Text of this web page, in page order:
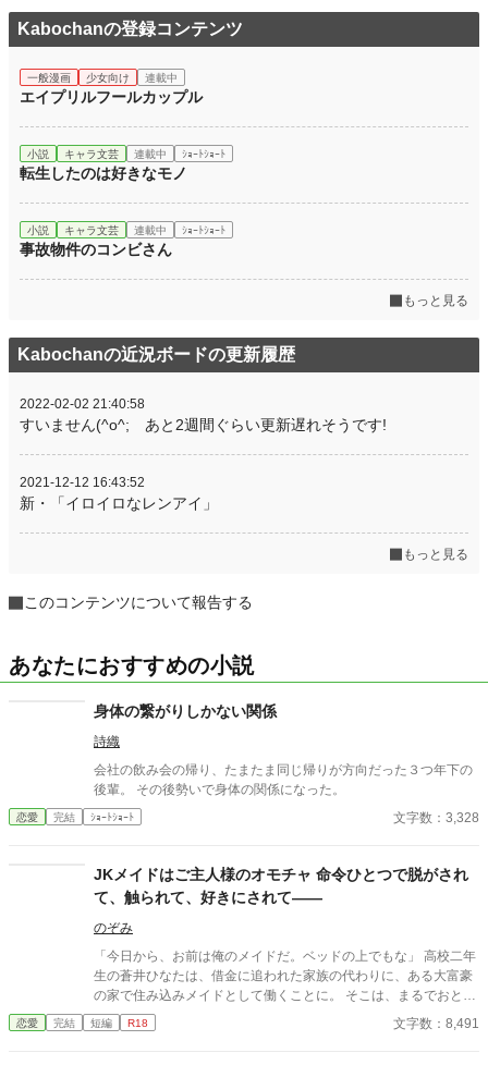
Kabochanの登録コンテンツ
一般漫画 少女向け 連載中
エイプリルフールカップル
小説 キャラ文芸 連載中 ｼｮｰﾄｼｮｰﾄ
転生したのは好きなモノ
小説 キャラ文芸 連載中 ｼｮｰﾄｼｮｰﾄ
事故物件のコンビさん
もっと見る
Kabochanの近況ボードの更新履歴
2022-02-02 21:40:58
すいません(^o^; あと2週間ぐらい更新遅れそうです!
2021-12-12 16:43:52
新・「イロイロなレンアイ」
もっと見る
このコンテンツについて報告する
あなたにおすすめの小説
身体の繋がりしかない関係
詩織
会社の飲み会の帰り、たまたま同じ帰りが方向だった３つ年下の
後輩。 その後勢いで身体の関係になった。
恋愛 完結 ｼｮｰﾄｼｮｰﾄ 文字数：3,328
JKメイドはご主人様のオモチャ 命令ひとつで脱がされ
て、触られて、好きにされて――
のぞみ
「今日から、お前は俺のメイドだ。ベッドの上でもな」 高校二年
生の蒼井ひなたは、借金に追われた家族の代わりに、ある大富豪
の家で住み込みメイドとして働くことに。 そこは、まるでおとぎ
話に出てきそうな大きな洋館。 でも、そこで待っていたのは、同
じ高校に通うちょっと有名な男の子――完璧だけど性格が超ドS
恋愛 完結 短編 R18 文字数：8,491